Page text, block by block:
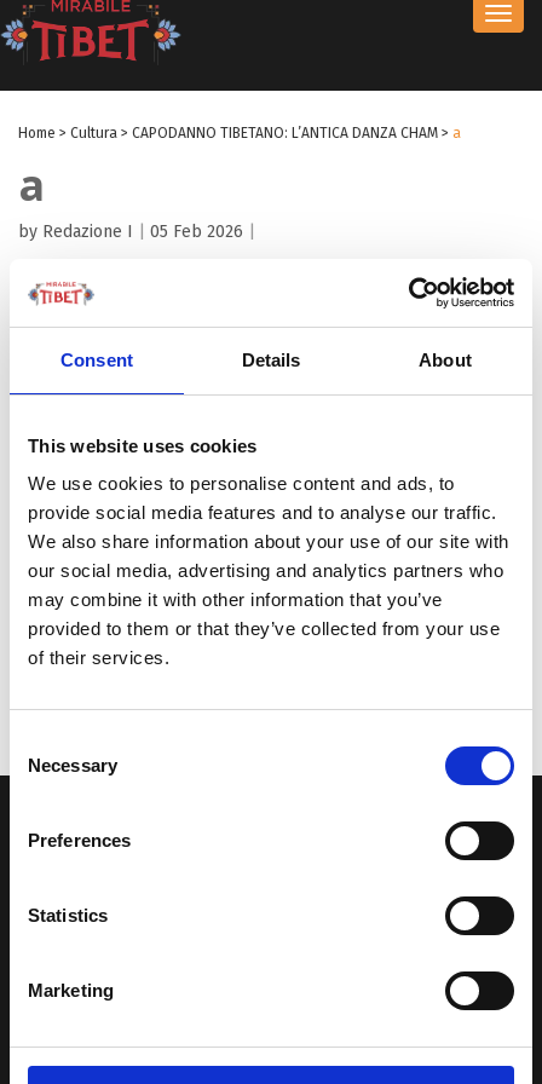
Consent Details About
This website uses cookies
We use cookies to personalise content and ads, to
provide social media features and to analyse our traffic.
We also share information about your use of our site with
our social media, advertising and analytics partners who
may combine it with other information that you’ve
provided to them or that they’ve collected from your use
of their services.
Selection
Necessary
Preferences
Statistics
Marketing
Home > Cultura > CAPODANNO TIBETANO: L’ANTICA DANZA CHAM > a
a
by Redazione I 05 Feb 2026
LA NOSTRA MISSION
Una comunità di appassionati della cultura tibetana che hanno
avuto modo di viaggiare e conoscere questa meravigliosa regione.
paesaggi e la sua gente è capace di riempire il cuore.